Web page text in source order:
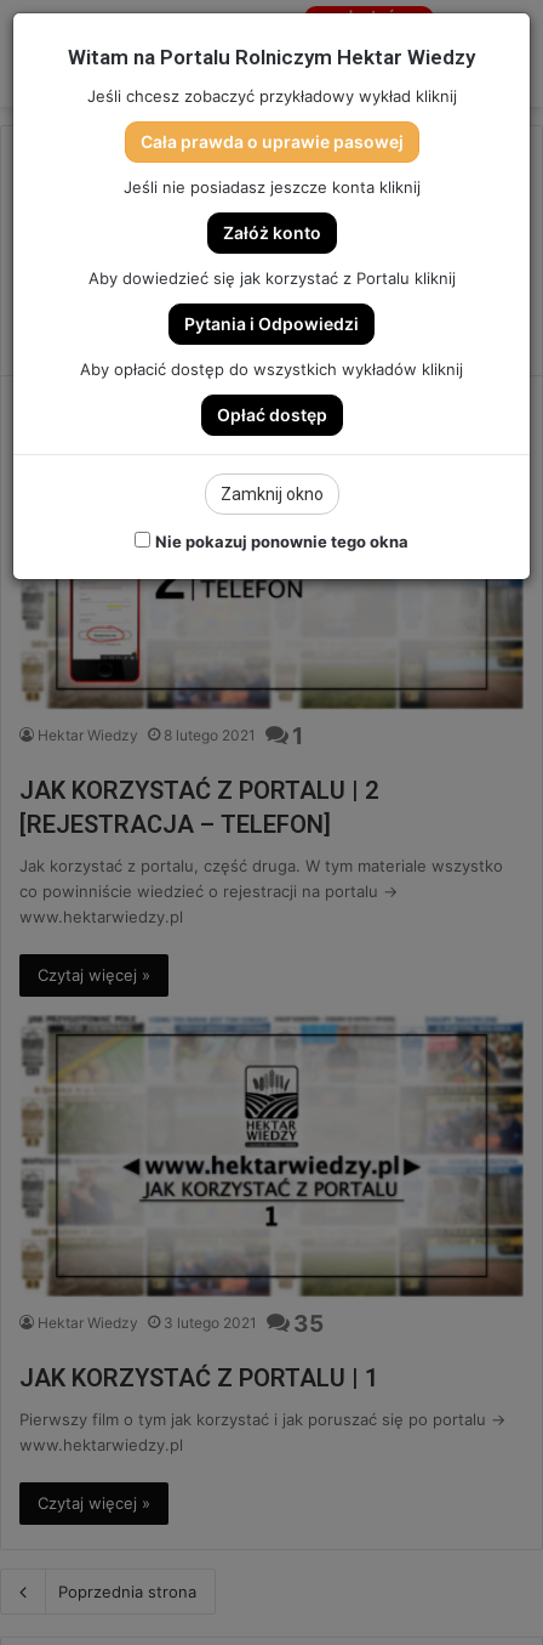
Menu
Jesteś
Strona główna/JAK KORZYSTAĆ Z PORTALU
JAK KORZYSTAĆ Z
PORTALU
Hektar Wiedzy 8 lutego 2021 1
JAK KORZYSTAĆ Z PORTALU | 2
[REJESTRACJA – TELEFON]
Jak korzystać z portalu, część druga. W tym materiale wszystko
co powinniście wiedzieć o rejestracji na portalu ->
www.hektarwiedzy.pl
Czytaj więcej »
Hektar Wiedzy 3 lutego 2021 35
JAK KORZYSTAĆ Z PORTALU | 1
Pierwszy film o tym jak korzystać i jak poruszać się po portalu ->
www.hektarwiedzy.pl
Czytaj więcej »
Poprzednia strona
Witam na Portalu Rolniczym Hektar Wiedzy
Jeśli chcesz zobaczyć przykładowy wykład kliknij
Cała prawda o uprawie pasowej
Jeśli nie posiadasz jeszcze konta kliknij
Załóż konto
Aby dowiedzieć się jak korzystać z Portalu kliknij
Pytania i Odpowiedzi
Aby opłacić dostęp do wszystkich wykładów kliknij
Opłać dostęp
Zamknij okno
Nie pokazuj ponownie tego okna